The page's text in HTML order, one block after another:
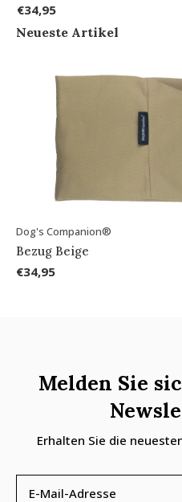
€34,95
Neueste Artikel
Dog's Companion®
Bezug Beige
€34,95
Melden Sie
Erhalten Sie die